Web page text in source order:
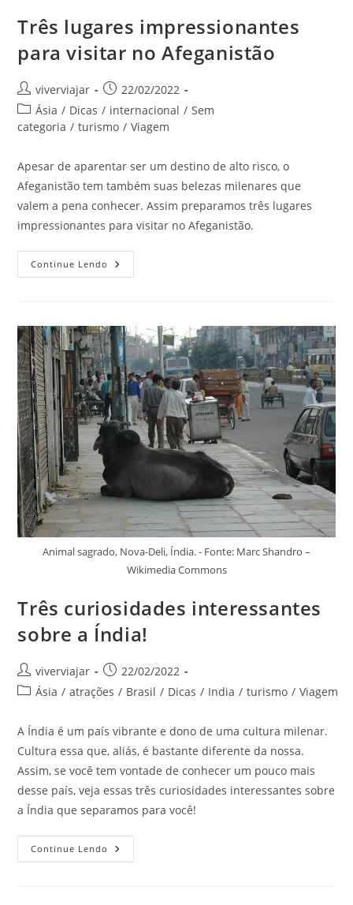
Três lugares impressionantes
para visitar no Afeganistão
Autor
do
post:
viverviajar
Post
publicado:
22/02/2022
Categoria
do
Ásia / Dicas / internacional / Sem
categoria / turismo / Viagem
Apesar de aparentar ser um destino de alto risco, o
Afeganistão tem também suas belezas milenares que
valem a pena conhecer. Assim preparamos três lugares
impressionantes para visitar no Afeganistão.
Continue Lendo Três
Lugares
Afeganistão
Animal sagrado, Nova-Deli, Índia. - Fonte: Marc Shandro –
Wikimedia Commons
Três curiosidades interessantes
sobre a Índia!
Autor
do
viverviajar
Post
publicado:
22/02/2022
Categoria
post:
Ásia / atrações / Brasil / Dicas / India / turismo / Viagem
A Índia é um país vibrante e dono de uma cultura milenar.
Cultura essa que, aliás, é bastante diferente da nossa.
Assim, se você tem vontade de conhecer um pouco mais
desse país, veja essas três curiosidades interessantes sobre
a Índia que separamos para você!
Continue Lendo Três
Curiosidades